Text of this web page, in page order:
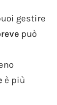
gestire
può
è più